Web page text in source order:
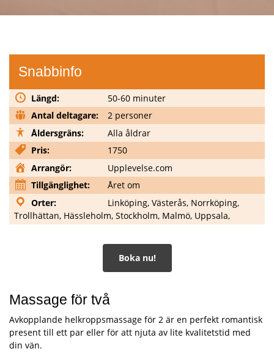
Snabbinfo
Längd:
50-60 minuter
Antal deltagare:
2 personer
Åldersgräns:
Alla åldrar
Pris:
1750
Arrangör:
Upplevelse.com
Tillgänglighet:
Året om
Orter:
Linköping, Västerås, Norrköping,
Trollhättan, Hässleholm, Stockholm, Malmö, Uppsala,
Boka nu!
Massage för två
Avkopplande helkroppsmassage för 2 är en perfekt romantisk
present till ett par eller för att njuta av lite kvalitetstid med
din vän.